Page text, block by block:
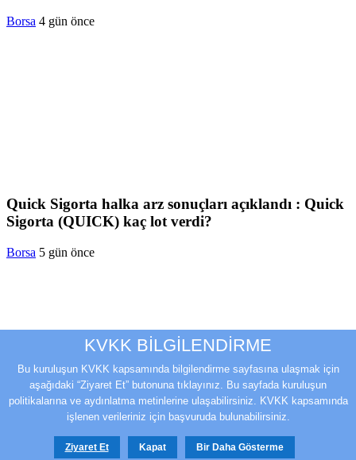
Borsa 4 gün önce
Quick Sigorta halka arz sonuçları açıklandı : Quick
Sigorta (QUICK) kaç lot verdi?
Borsa 5 gün önce
Borsa İstanbul haftaya yükselişle başladı – 3
Ağustos 2026
KVKK BİLGİLENDİRME
Bu kuruluşun KVKK kapsamında bilgilendirme sayfasına ulaşmak için
aşağıdaki “Ziyaret Et” butonuna tıklayınız. Bu sayfada kuruluşun
politikalarına ve aydınlatma metinlerine ulaşabilirsiniz. KVKK kapsamında
işlenen verileriniz için başvuruda bulunabilirsiniz.
Ziyaret Et Kapat Bir Daha Gösterme